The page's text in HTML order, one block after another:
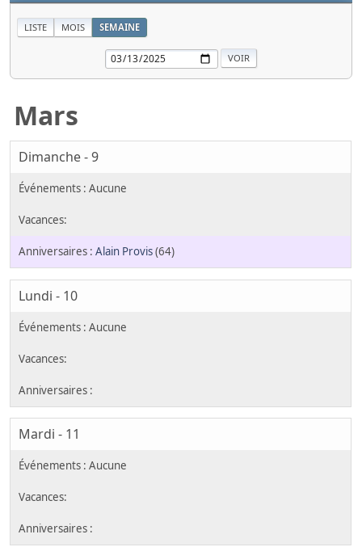
LISTE MOIS SEMAINE
Mars
Dimanche - 9
Alain Provis(64)
Lundi - 10
Mardi - 11